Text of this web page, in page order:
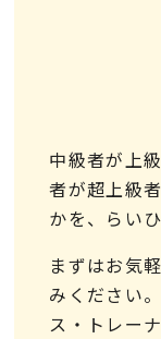
中級者が上
者が超上級
かを、らい
まずはお気
みください
ス・トレー